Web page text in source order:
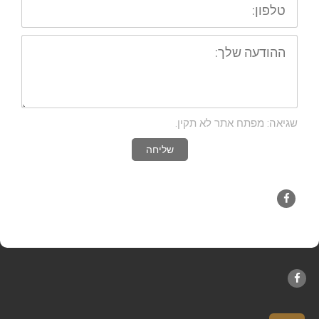
ההודעה
שלך:
שגיאה: מפתח אתר לא תקין.
שליחה